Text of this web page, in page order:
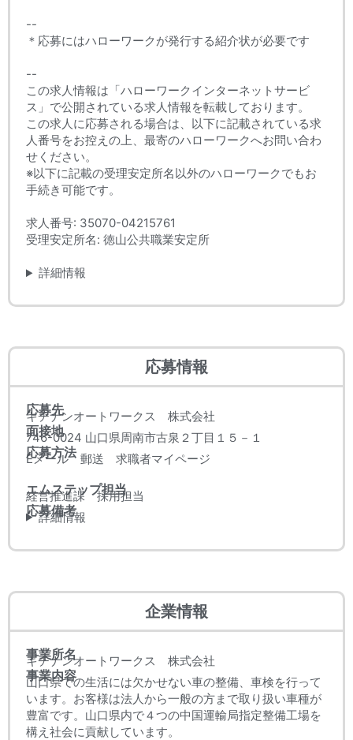
--
＊応募にはハローワークが発行する紹介状が必要です
--
この求人情報は「ハローワークインターネットサービ
ス」で公開されている求人情報を転載しております。
この求人に応募される場合は、以下に記載されている求
人番号をお控えの上、最寄のハローワークへお問い合わ
せください。
※以下に記載の受理安定所名以外のハローワークでもお
手続き可能です。
求人番号: 35070-04215761
受理安定所名: 徳山公共職業安定所
詳細情報
応募情報
応募先
キチナンオートワークス 株式会社
面接地
746-0024 山口県周南市古泉２丁目１５－１
応募方法
Eメール 郵送 求職者マイページ
エムステップ担当
経営推進課 採用担当
応募備考
詳細情報
企業情報
事業所名
キチナンオートワークス 株式会社
事業内容
山口県での生活には欠かせない車の整備、車検を行って
います。お客様は法人から一般の方まで取り扱い車種が
豊富です。山口県内で４つの中国運輸局指定整備工場を
構え社会に貢献しています。